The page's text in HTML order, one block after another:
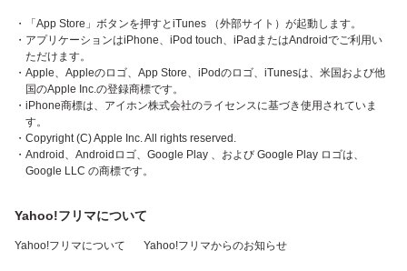
・「App Store」ボタンを押すとiTunes （外部サイト）が起動します。
・アプリケーションはiPhone、iPod touch、iPadまたはAndroidでご利用い
ただけます。
・Apple、Appleのロゴ、App Store、iPodのロゴ、iTunesは、米国および他
国のApple Inc.の登録商標です。
・iPhone商標は、アイホン株式会社のライセンスに基づき使用されていま
す。
・Copyright (C) Apple Inc. All rights reserved.
・Android、Androidロゴ、Google Play 、および Google Play ロゴは、
Google LLC の商標です。
Yahoo!フリマについて
Yahoo!フリマについて Yahoo!フリマからのお知らせ